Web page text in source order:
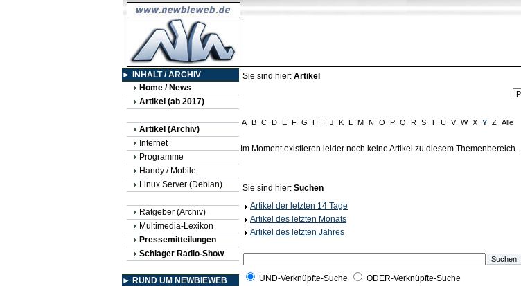
► INHALT / ARCHIV
Home / News
Artikel (ab 2017)
Artikel (Archiv)
Internet
Programme
Handy / Mobile
Linux Server (Debian)
Ratgeber (Archiv)
Multimedia-Lexikon
Pressemitteilungen
Schlager Radio-Show
► RUND UM NEWBIEWEB
Sie sind hier: Artikel
A B C D E F G H I J K L M N O P Q R S T U V W X Y Z Alle
Im Moment existieren leider noch keine Artikel zu diesem Themenbereich.
Sie sind hier: Suchen
Artikel der letzten 14 Tage
Artikel des letzten Monats
Artikel des letzten Jahres
UND-Verknüpfte-Suche ODER-Verknüpfte-Suche